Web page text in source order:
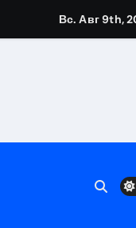
Вс. Авг 9th,